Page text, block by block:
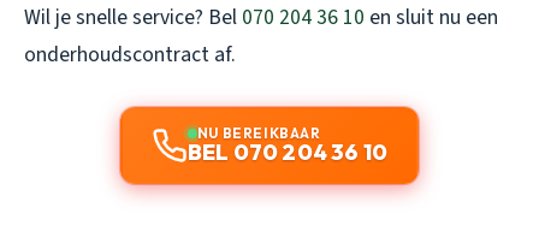
Wil je snelle service? Bel 070 204 36 10 en sluit nu een
onderhoudscontract af.
NU BEREIKBAAR
BEL 070 204 36 10